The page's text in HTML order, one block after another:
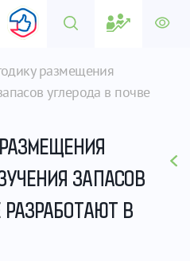
размещения
углерода в почве
ЗАПАСОВ
В